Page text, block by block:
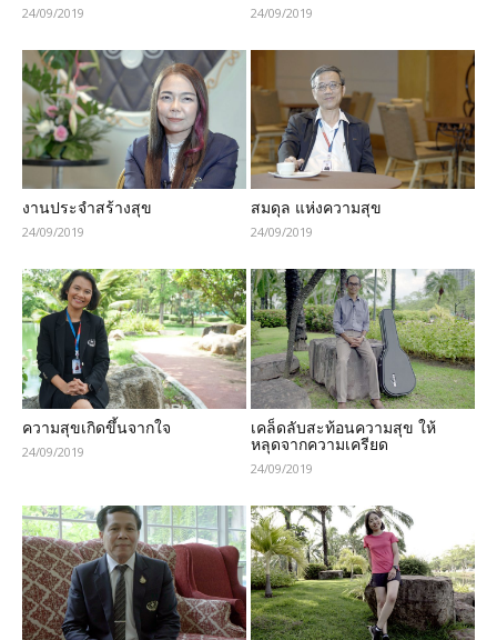
24/09/2019 24/09/2019
งานประจำสร้างสุข
24/09/2019
สมดุล แห่งความสุข
24/09/2019
ความสุขเกิดขึ้นจากใจ
24/09/2019
เคล็ดลับสะท้อนความสุข ให้
หลุดจากความเครียด
24/09/2019